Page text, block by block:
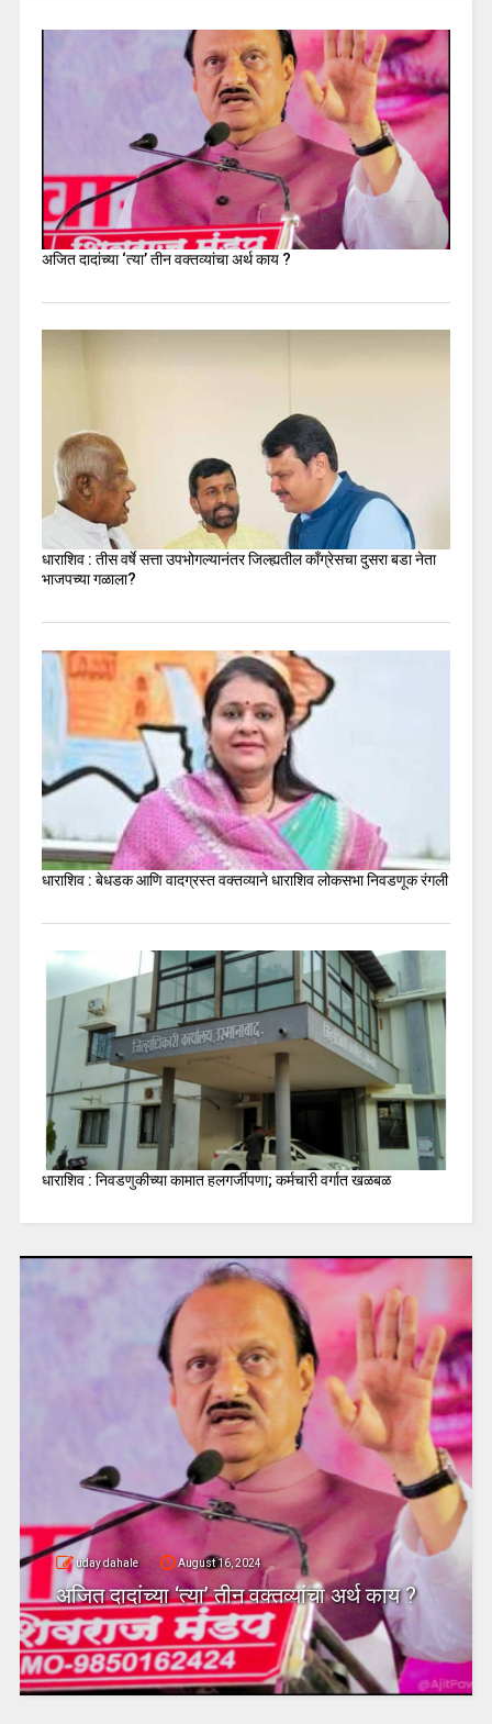
अजित दादांच्या ‘त्या’ तीन वक्तव्यांचा अर्थ काय ?
धाराशिव : तीस वर्षे सत्ता उपभोगल्यानंतर जिल्ह्यतील कॉंग्रेसचा दुसरा बडा नेता
भाजपच्या गळाला?
धाराशिव : बेधडक आणि वादग्रस्त वक्तव्याने धाराशिव लोकसभा निवडणूक रंगली
धाराशिव : निवडणुकीच्या कामात हलगर्जीपणा; कर्मचारी वर्गात खळबळ
uday dahale August 16, 2024
अजित दादांच्या ‘त्या’ तीन वक्तव्यांचा अर्थ काय ?